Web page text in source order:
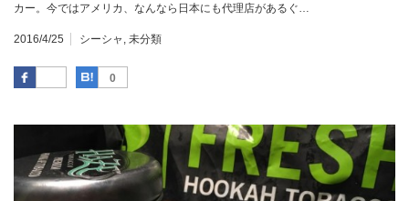
カー。今ではアメリカ、なんなら日本にも代理店があるぐ…
2016/4/25 シーシャ 未分類
Facebook 0
はてなブックマーク